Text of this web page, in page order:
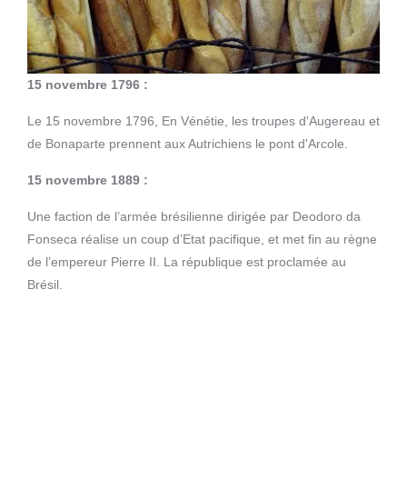
15 novembre 1796 :
Le 15 novembre 1796, En Vénétie, les troupes d'Augereau et
de Bonaparte prennent aux Autrichiens le pont d'Arcole.
15 novembre 1889 :
Une faction de l’armée brésilienne dirigée par Deodoro da
Fonseca réalise un coup d’Etat pacifique, et met fin au règne
de l’empereur Pierre II. La république est proclamée au
Brésil.